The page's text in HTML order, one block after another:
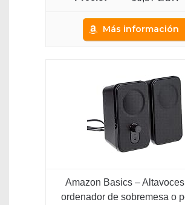
Más información
Amazon Basics –
ordenador de sobremesa o